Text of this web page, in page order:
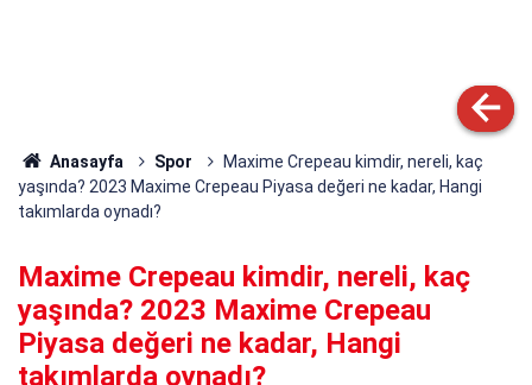
Anasayfa Spor
Maxime Crepeau kimdir, nereli, kaç
yaşında? 2023 Maxime Crepeau Piyasa değeri ne kadar, Hangi
takımlarda oynadı?
Maxime Crepeau kimdir, nereli, kaç
yaşında? 2023 Maxime Crepeau
Piyasa değeri ne kadar, Hangi
takımlarda oynadı?